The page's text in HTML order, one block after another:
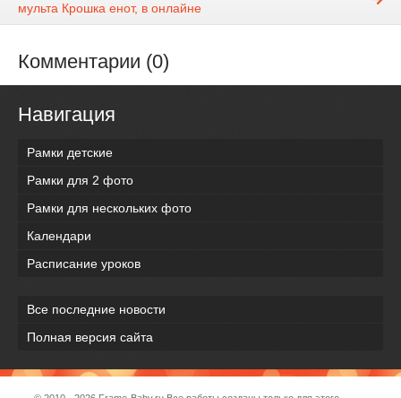
мульта Крошка енот, в онлайне
Комментарии (0)
Навигация
Рамки детские
Рамки для 2 фото
Рамки для нескольких фото
Календари
Расписание уроков
Все последние новости
Полная версия сайта